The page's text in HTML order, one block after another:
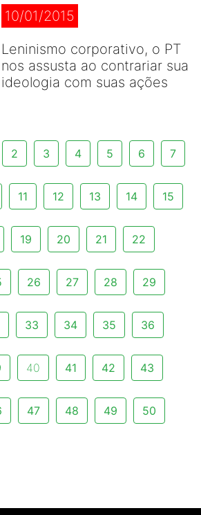
10/01/2015
Leninismo corporativo, o PT
nos assusta ao contrariar sua
ideologia com suas ações
2 3 4 5 6 7
11 12 13 14 15
19 20 21 22
26 27 28 29
33 34 35 36
40 41 42 43
47 48 49 50